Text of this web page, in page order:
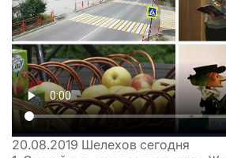
20.08.2019 Шелехов сегодня